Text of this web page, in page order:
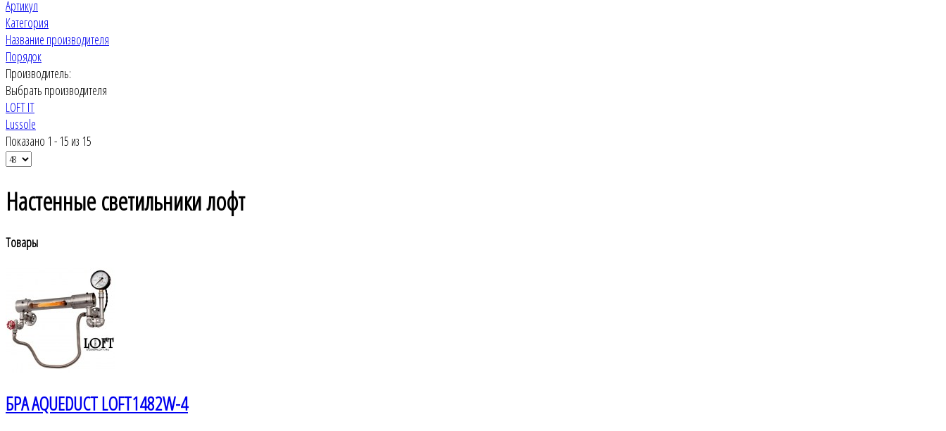
Артикул
Категория
Название производителя
Порядок
Производитель:
Выбрать производителя
LOFT IT
Lussole
Показано 1 - 15 из 15
Настенные светильники лофт
Товары
БРА AQUEDUCT LOFT1482W-4